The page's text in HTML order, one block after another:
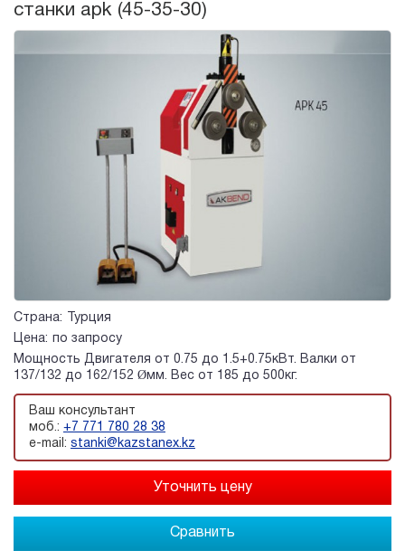
станки apk (45-35-30)
Страна:
Турция
Цена:
по запросу
Мощность Двигателя от 0.75 до 1.5+0.75кВт. Валки от
137/132 до 162/152 Øмм. Вес от 185 до 500кг.
Ваш консультант
моб.: +7 771 780 28 38
e-mail: stanki@kazstanex.kz
Сравнить